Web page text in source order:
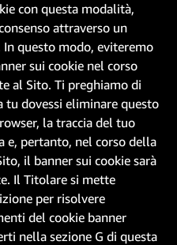
con questa modalità,
attraverso un
questo modo, eviteremo
sui cookie nel corso
al Sito. Ti preghiamo di
tu dovessi eliminare questo
la traccia del tuo
e, pertanto, nel corso della
il banner sui cookie sarà
Il Titolare si mette
per risolvere
del cookie banner
nella sezione G di questa